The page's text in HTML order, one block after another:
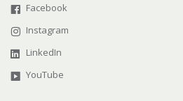
Facebook
Instagram
LinkedIn
YouTube